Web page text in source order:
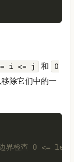
i <= j 和
0
除它们中的一
界检查 0 <=